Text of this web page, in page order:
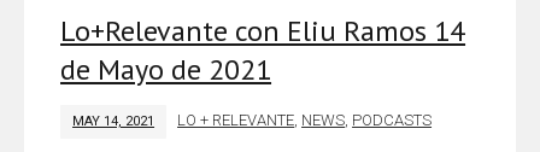
Lo+Relevante con Eliu Ramos 14
de Mayo de 2021
MAY 14, 2021 LO + RELEVANTE, NEWS, PODCASTS